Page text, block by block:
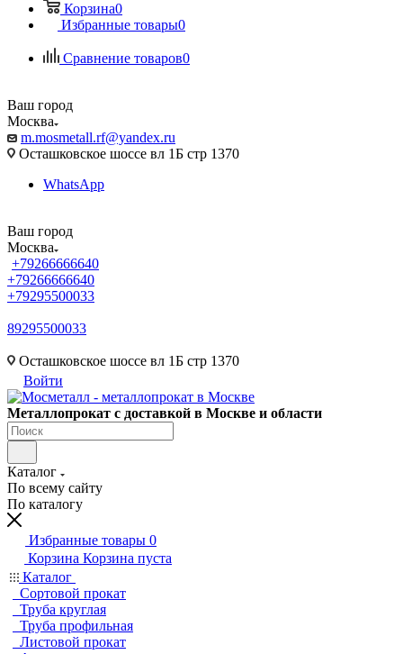
Корзина0
Избранные товары0
Сравнение товаров0
Ваш город
Москва
m.mosmetall.rf@yandex.ru
Осташковское шоссе вл 1Б стр 1370
WhatsApp
Ваш город
Москва
+79266666640
+79266666640
+79295500033
89295500033
Осташковское шоссе вл 1Б стр 1370
Войти
Металлопрокат с доставкой в Москве и области
Каталог
По всему сайту
По каталогу
Избранные товары 0
Корзина Корзина пуста
Каталог
Сортовой прокат
Труба круглая
Труба профильная
Листовой прокат